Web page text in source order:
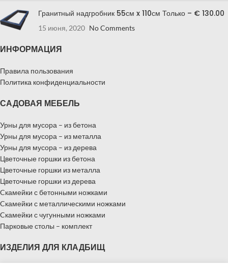
Гранитный надгробник 55см x 110см Только – € 130.00
15 июня, 2020 No Comments
ИНФОРМАЦИЯ
Правила пользования
Политика конфиденциальности
САДОВАЯ МЕБЕЛЬ
Урны для мусора – из бетона
Урны для мусора – из металла
Урны для мусора – из дерева
Цветочные горшки из бетона
Цветочные горшки из металла
Цветочные горшки из дерева
Cкамейки с бетонными ножками
Cкамейки с металлическими ножками
Cкамейки с чугунными ножками
Парковые столы – комплект
ИЗДЕЛИЯ ДЛЯ КЛАДБИЩ